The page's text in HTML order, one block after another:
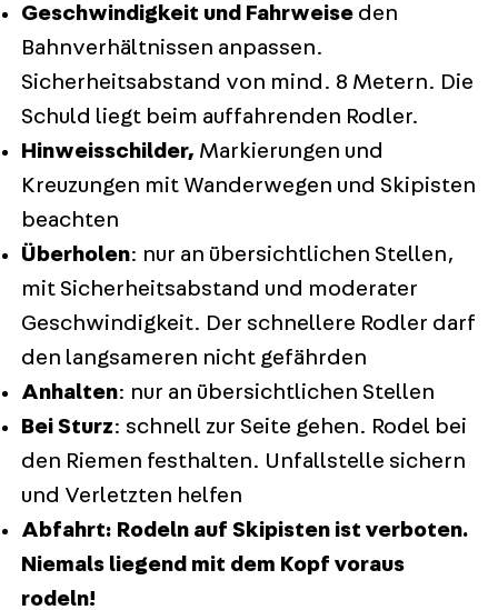
Geschwindigkeit und Fahrweiseden
Bahnverhältnissen anpassen.
Sicherheitsabstand von mind. 8 Metern. Die
Schuld liegt beim auffahrenden Rodler.
Hinweisschilder, Markierungen und
Kreuzungen mit Wanderwegen und Skipisten
beachten
Überholen: nur an übersichtlichen Stellen,
mit Sicherheitsabstand und moderater
Geschwindigkeit. Der schnellere Rodler darf
den langsameren nicht gefährden
Anhalten: nur an übersichtlichen Stellen
Bei Sturz: schnell zur Seite gehen. Rodel bei
den Riemen festhalten. Unfallstelle sichern
und Verletzten helfen
Abfahrt: Rodeln auf Skipisten ist verboten.
Niemals liegend mit dem Kopf voraus
rodeln!